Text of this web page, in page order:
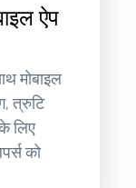
ऐप
मोबाइल
त्रुटि
लिए
को